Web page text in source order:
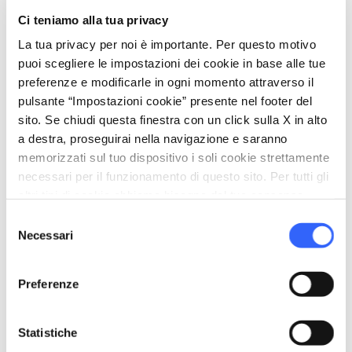
Ci teniamo alla tua privacy
La tua privacy per noi è importante. Per questo motivo
puoi scegliere le impostazioni dei cookie in base alle tue
preferenze e modificarle in ogni momento attraverso il
pulsante “Impostazioni cookie” presente nel footer del
sito. Se chiudi questa finestra con un click sulla X in alto
a destra, proseguirai nella navigazione e saranno
memorizzati sul tuo dispositivo i soli cookie strettamente
necessari per il funzionamento di questo sito. Per tutti gli
delNecessari
Preferenze
Statistiche
Informazioni
home Dove
San Terenzo Monti, San Terenzo Monti,
MS, Italia
hotel chevron_right
restaurant Dove mangiare chevron_right
holiday_village chevron_right